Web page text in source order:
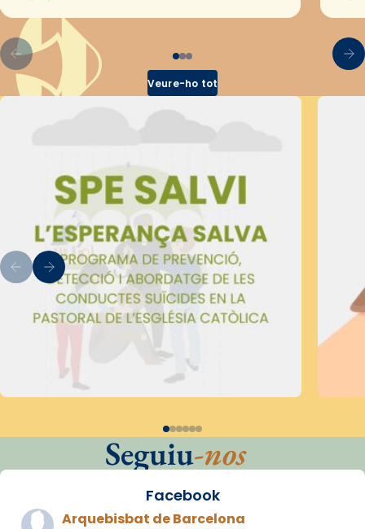
Veure-ho tot
Seguiu-nos
Facebook
Arquebisbat de Barcelona